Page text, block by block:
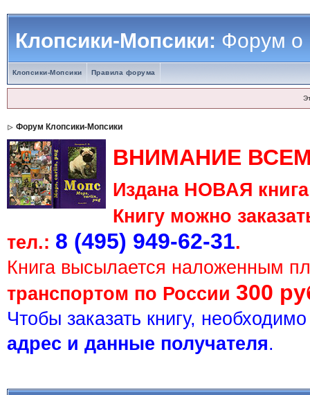
Клопсики-Мопсики:Форум о
Клопсики-Мопсики Правила форума
Форум Клопсики-Мопсики
ВНИМАНИЕ
Издана НОВАЯ
Книгу можно
тел.: 8 (495) 949-62-31.
Книга высылается наложенным
транспортом по России 300
Чтобы заказать книгу,
адрес и данные получателя.